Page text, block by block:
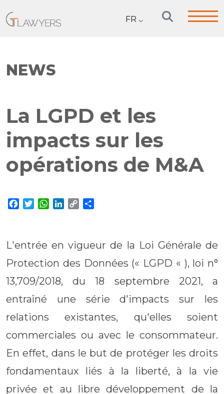
FR
NEWS
La LGPD et les
impacts sur les
opérations de M&A
Facebook
TwitterWhatsApp
LinkedIn
Copy
L'entrée en vigueur de la Loi Générale de
Protection des Données (« LGPD « ), loi n°
13,709/2018, du 18 septembre 2021, a
entraîné une série d'impacts sur les
relations existantes, qu'elles soient
commerciales ou avec le consommateur.
En effet, dans le but de protéger les droits
fondamentaux liés à la liberté, à la vie
privée et au libre développement de la